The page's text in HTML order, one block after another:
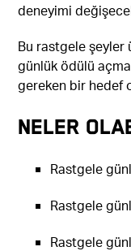
deneyimi
Bu rastgele şeyler
günlük ödülü
gereken bir hedef
Neler
Rastgele
Rastgele
Rastgele